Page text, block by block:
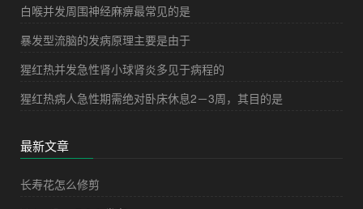
白喉并发周围神经麻痹最常见的是
暴发型流脑的发病原理主要是由于
猩红热并发急性肾小球肾炎多见于病程的
猩红热病人急性期需绝对卧床休息2－3周，其目的是
最新文章
长寿花怎么修剪